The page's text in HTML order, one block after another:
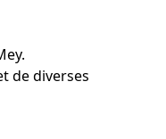
de diverses